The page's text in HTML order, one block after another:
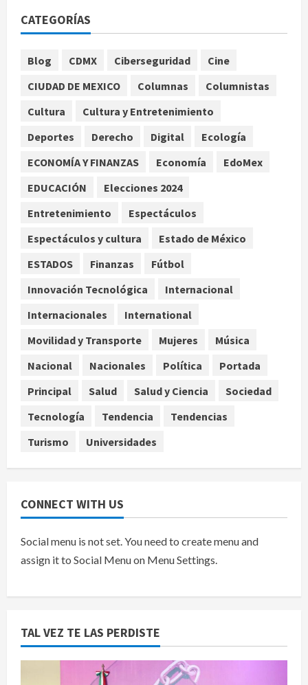
Tierra Caliente
SMN pronostica lluvias intensas,
granizo y calor extremo para este 7
agosto 7, 2026
Internacional
Christopher Landau desmiente
visita a Islas Salomón
4
Capturan en Zapopan a ciudadano
estadounidense buscado por
agosto 7, 2026
Nacional Portada
Detienen al exgobernador de
obstrucción en el caso Ayotzinapa
CATEGORÍAS
Blog CDMX Ciberseguridad
Cine
CIUDAD DE MEXICO
Columnas
Columnistas
Cultura
Cultura y Entretenimiento
Deportes
Derecho Digital
Ecología
ECONOMÍA Y FINANZAS
Economía
EdoMex
EDUCACIÓN
Elecciones 2024
Entretenimiento
Espectáculos
Espectáculos y cultura
Estado de México
ESTADOS
Finanzas
Fútbol
Innovación Tecnológica
Internacional
Internacionales
International
Movilidad y Transporte
Mujeres
Música
Nacional
Nacionales Política
Portada
Principal
Salud Salud y Ciencia
Sociedad
Tecnología
Tendencia
Tendencias
Turismo
Universidades
CONNECT WITH US
Social menu is not set. You need to create menu and
assign it to Social Menu on Menu Settings.
TAL VEZ TE LAS PERDISTE